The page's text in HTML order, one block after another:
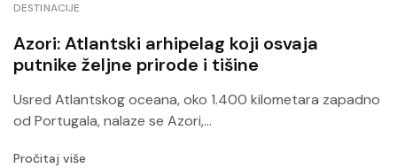
DESTINACIJE
Azori: Atlantski arhipelag koji osvaja
putnike željne prirode i tišine
Usred Atlantskog oceana, oko 1.400 kilometara zapadno
od Portugala, nalaze se Azori,...
Pročitaj više